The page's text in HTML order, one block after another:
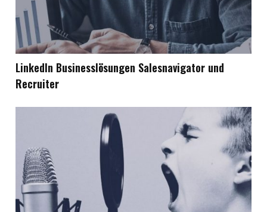
Linkedln Businesslösungen Salesnavigator und
Recruiter